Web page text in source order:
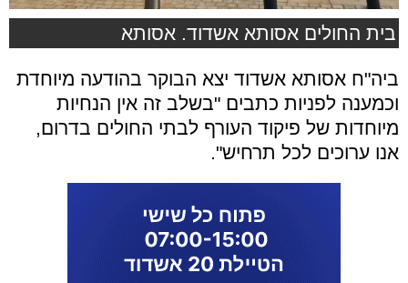
בית החולים אסותא אשדוד. אסותא
ביה"ח אסותא אשדוד יצא הבוקר בהודעה מיוחדת
וכמענה לפניות כתבים "בשלב זה אין הנחיות
מיוחדות של פיקוד העורף לבתי החולים בדרום,
אנו ערוכים לכל תרחיש".